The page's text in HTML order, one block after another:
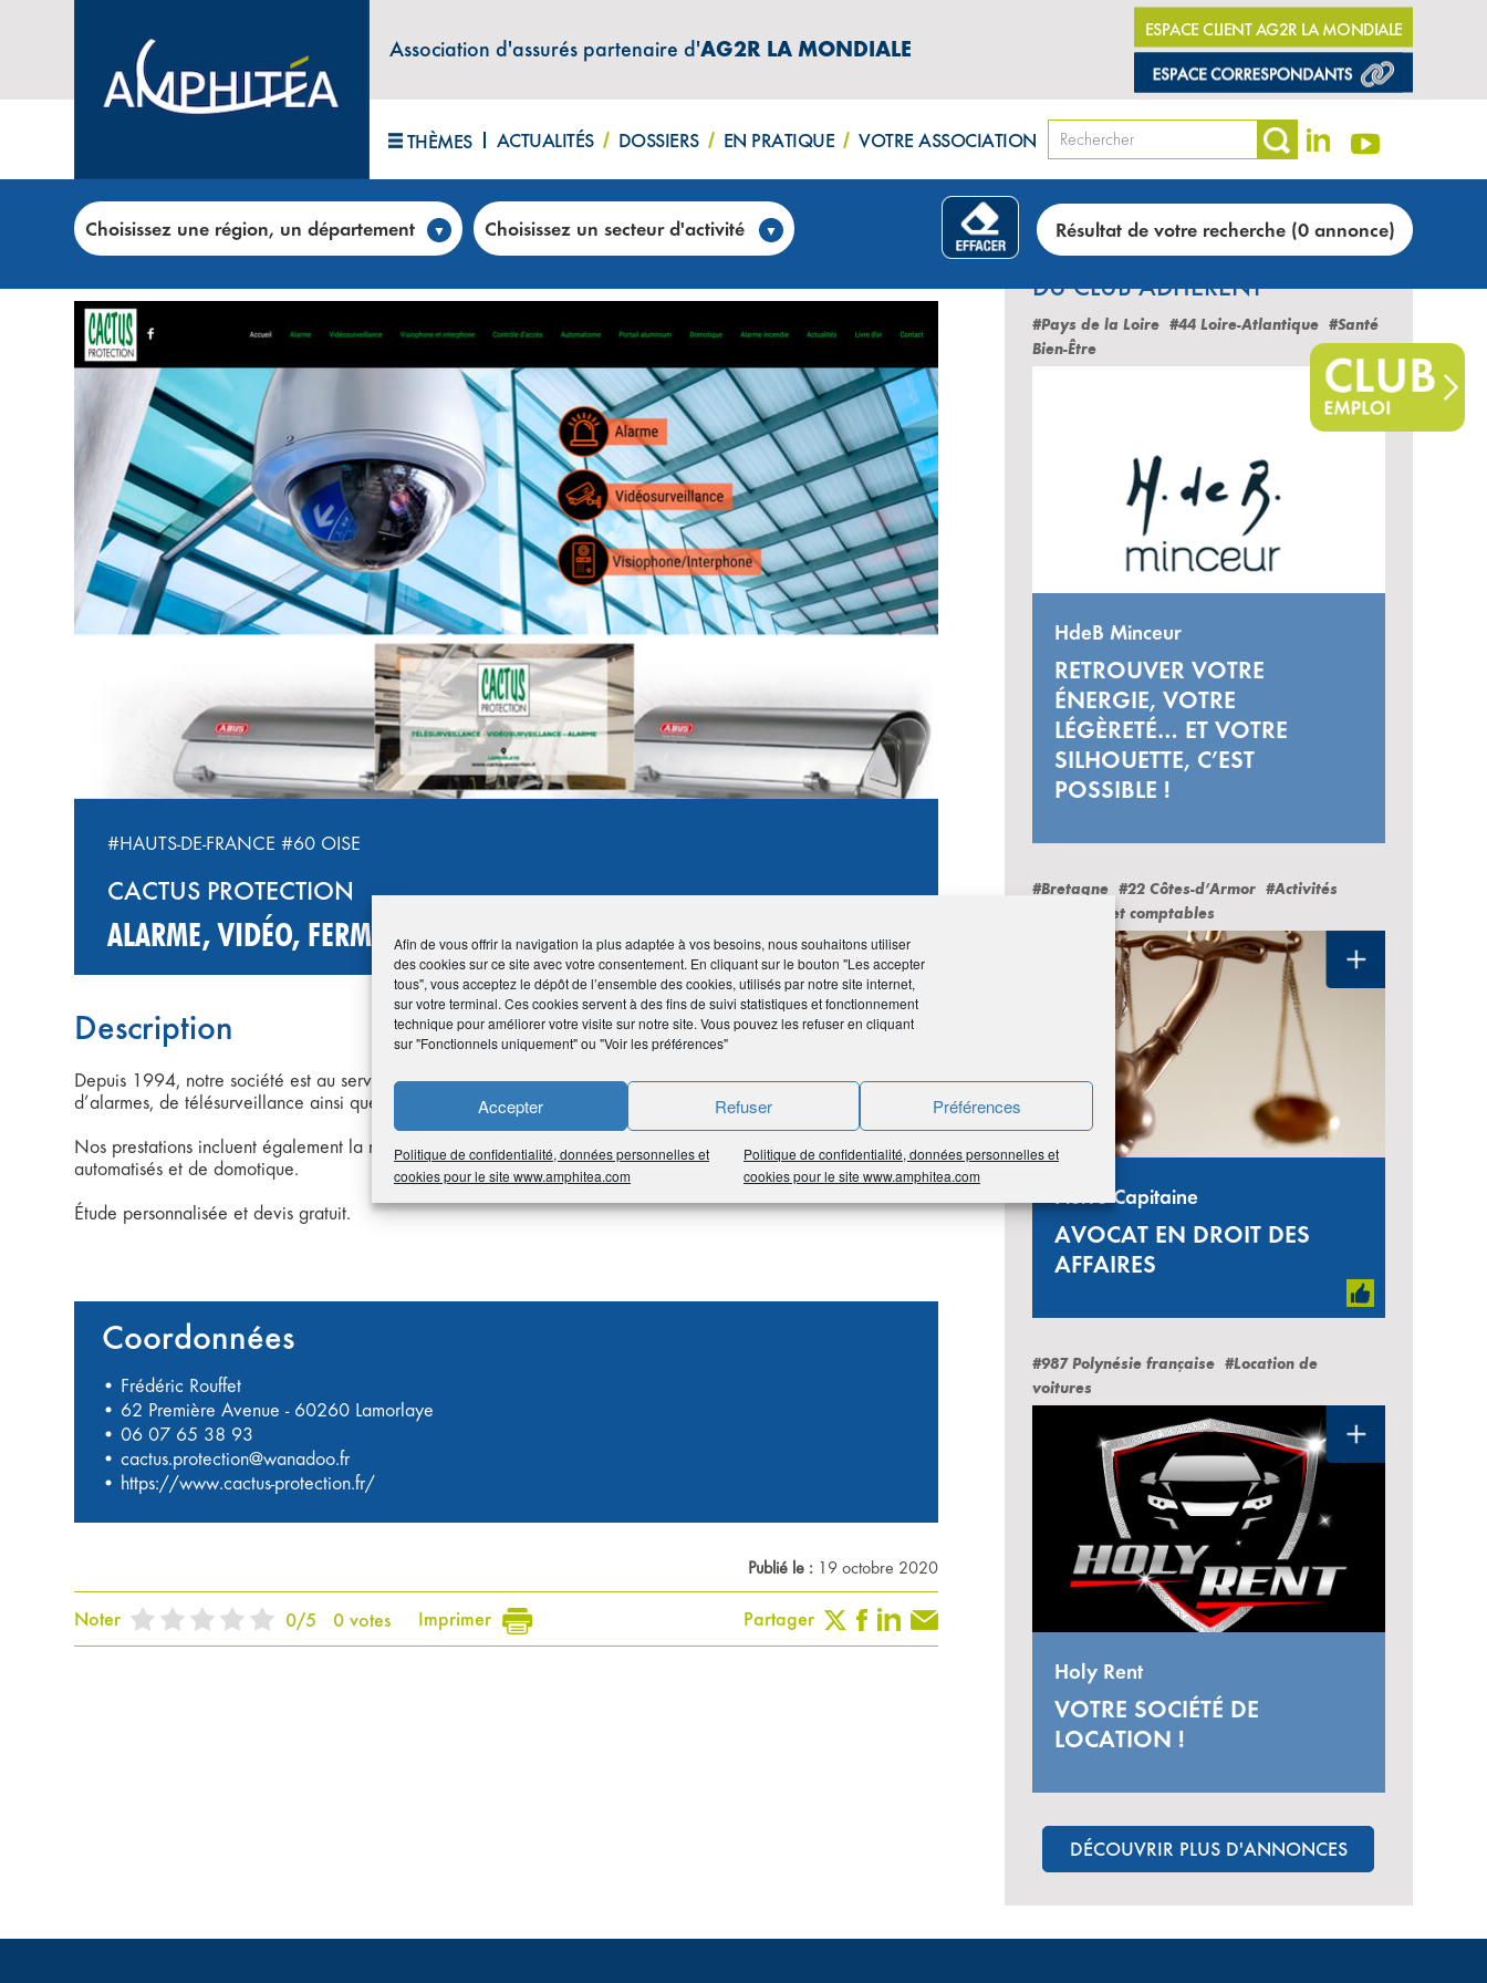
Afin de vous offrir la navigation la plus adaptée à vos besoins, nous souhaitons utiliser
des cookies sur ce site avec votre consentement. En cliquant sur le bouton "Les accepter
tous", vous acceptez le dépôt de l’ensemble des cookies, utilisés par notre site internet,
sur votre terminal. Ces cookies servent à des fins de suivi statistiques et fonctionnement
technique pour améliorer votre visite sur notre site. Vous pouvez les refuser en cliquant
sur "Fonctionnels uniquement" ou "Voir les préférences"
Accepter Refuser Préférences
Politique de confidentialité, données personnelles et
cookies pour le site www.amphitea.com
Politique de confidentialité, données personnelles et
cookies pour le site www.amphitea.com
Association d'assurés partenaire d'AG2R LA MONDIALE
ESPACE CLIENT AG2R LA MONDIALE
THÈMES ACTUALITÉS DOSSIERS EN PRATIQUE VOTRE ASSOCIATION
Choisissez une région, un département Choisissez un secteur d'activité Résultat de votre recherche (0 annonce)
Accueil>Club annonces>CACTUS PROTECTION – Télésurveillance, vidéosurveillance et alarme (60)
PRESTATIONS DE SERVICE
#HAUTS-DE-FRANCE #60 OISE
CACTUS PROTECTION
ALARME, VIDÉO, FERMETURE, AUTOMATISME
Description
Depuis 1994, notre société est au service des particuliers et des entreprises pour l’installation et le dépannage
d’alarmes, de télésurveillance ainsi que pour la télégestion et le contrôle d’accès.
Nos prestations incluent également la mise en plage de vidéosurveillance, l’installation de caméras, de portails
automatisés et de domotique.
Étude personnalisée et devis gratuit.
Coordonnées
• Frédéric Rouffet
• 62 Première Avenue - 60260 Lamorlaye
• 06 07 65 38 93
• cactus.protection@wanadoo.fr
• https://www.cactus-protection.fr/
Publié le : 19 octobre 2020
Noter 0/5 0 votes Imprimer Partager
LES DERNIÈRES ANNONCES
DU CLUB ADHÉRENT
#Pays de la Loire #44 Loire-Atlantique #Santé
Bien-Être
HdeB Minceur
RETROUVER VOTRE
ÉNERGIE, VOTRE
LÉGÈRETÉ… ET VOTRE
SILHOUETTE, C’EST
POSSIBLE !
#Bretagne #22 Côtes-d’Armor #Activités
juridiques et comptables
Pierre Capitaine
AVOCAT EN DROIT DES
AFFAIRES
#987 Polynésie française #Location de
voitures
Holy Rent
VOTRE SOCIÉTÉ DE
LOCATION !
DÉCOUVRIR PLUS D'ANNONCES